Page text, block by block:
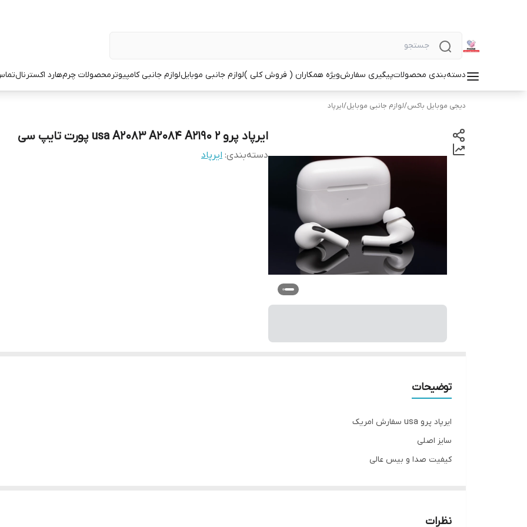
دسته‌بندی محصولاتپیگیری سفارشویژه همکاران ( فروش کلی )لوازم جانبی موبایللوازم جانبی کامپیوترمحصولات چرمهارد اکسترنال
دیجی موبایل باکس/لوازم جانبی موبایل/ایرپاد
ایرپاد پرو 2 usa A2083 A2084 A2190 پورت تایپ سی
دسته‌بندی: ایرپاد
توضیحات
ایرپاد پرو usa سفارش امریک
سایز اصلی
کیفیت صدا و بیس عالی
صدای کیس فعال
نظرات